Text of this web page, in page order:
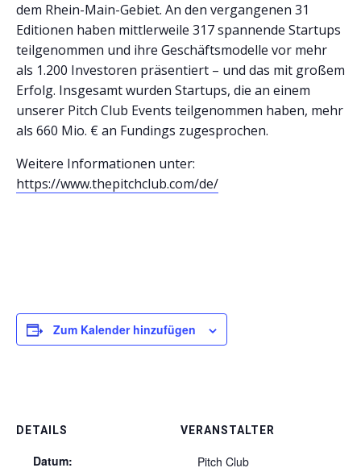
dem Rhein-Main-Gebiet. An den vergangenen 31
Editionen haben mittlerweile 317 spannende Startups
teilgenommen und ihre Geschäftsmodelle vor mehr
als 1.200 Investoren präsentiert – und das mit großem
Erfolg. Insgesamt wurden Startups, die an einem
unserer Pitch Club Events teilgenommen haben, mehr
als 660 Mio. € an Fundings zugesprochen.
Weitere Informationen unter:
https://www.thepitchclub.com/de/
Zum Kalender hinzufügen
DETAILS
Datum:
VERANSTALTER
Pitch Club